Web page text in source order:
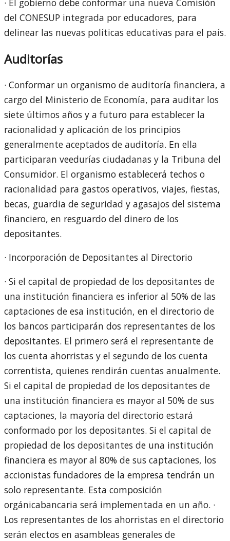
· El gobierno debe conformar una nueva Comisión
del CONESUP integrada por educadores, para
delinear las nuevas políticas educativas para el país.
Auditorías
· Conformar un organismo de auditoría financiera, a
cargo del Ministerio de Economía, para auditar los
siete últimos años y a futuro para establecer la
racionalidad y aplicación de los principios
generalmente aceptados de auditoría. En ella
participaran veedurías ciudadanas y la Tribuna del
Consumidor. El organismo establecerá techos o
racionalidad para gastos operativos, viajes, fiestas,
becas, guardia de seguridad y agasajos del sistema
financiero, en resguardo del dinero de los
depositantes.
· Incorporación de Depositantes al Directorio
· Si el capital de propiedad de los depositantes de
una institución financiera es inferior al 50% de las
captaciones de esa institución, en el directorio de
los bancos participarán dos representantes de los
depositantes. El primero será el representante de
los cuenta ahorristas y el segundo de los cuenta
correntista, quienes rendirán cuentas anualmente.
Si el capital de propiedad de los depositantes de
una institución financiera es mayor al 50% de sus
captaciones, la mayoría del directorio estará
conformado por los depositantes. Si el capital de
propiedad de los depositantes de una institución
financiera es mayor al 80% de sus captaciones, los
accionistas fundadores de la empresa tendrán un
solo representante. Esta composición
orgánicabancaria será implementada en un año. ·
Los representantes de los ahorristas en el directorio
serán electos en asambleas generales de